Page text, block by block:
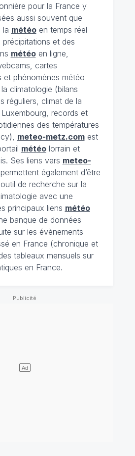
pour la France y
aussi souvent que
la météoen temps réel
et des
météoen ligne,
cartes
et phénomènes météo
climatologie (bilans
réguliers, climat de la
records et
des températures
meteo-metz.comest
météolorrain et
Ses liens vers meteo-
également d’être
de recherche sur la
avec une
principaux liens météo
banque de données
sur les évènements
en France (chronique et
tableaux mensuels sur
en France.